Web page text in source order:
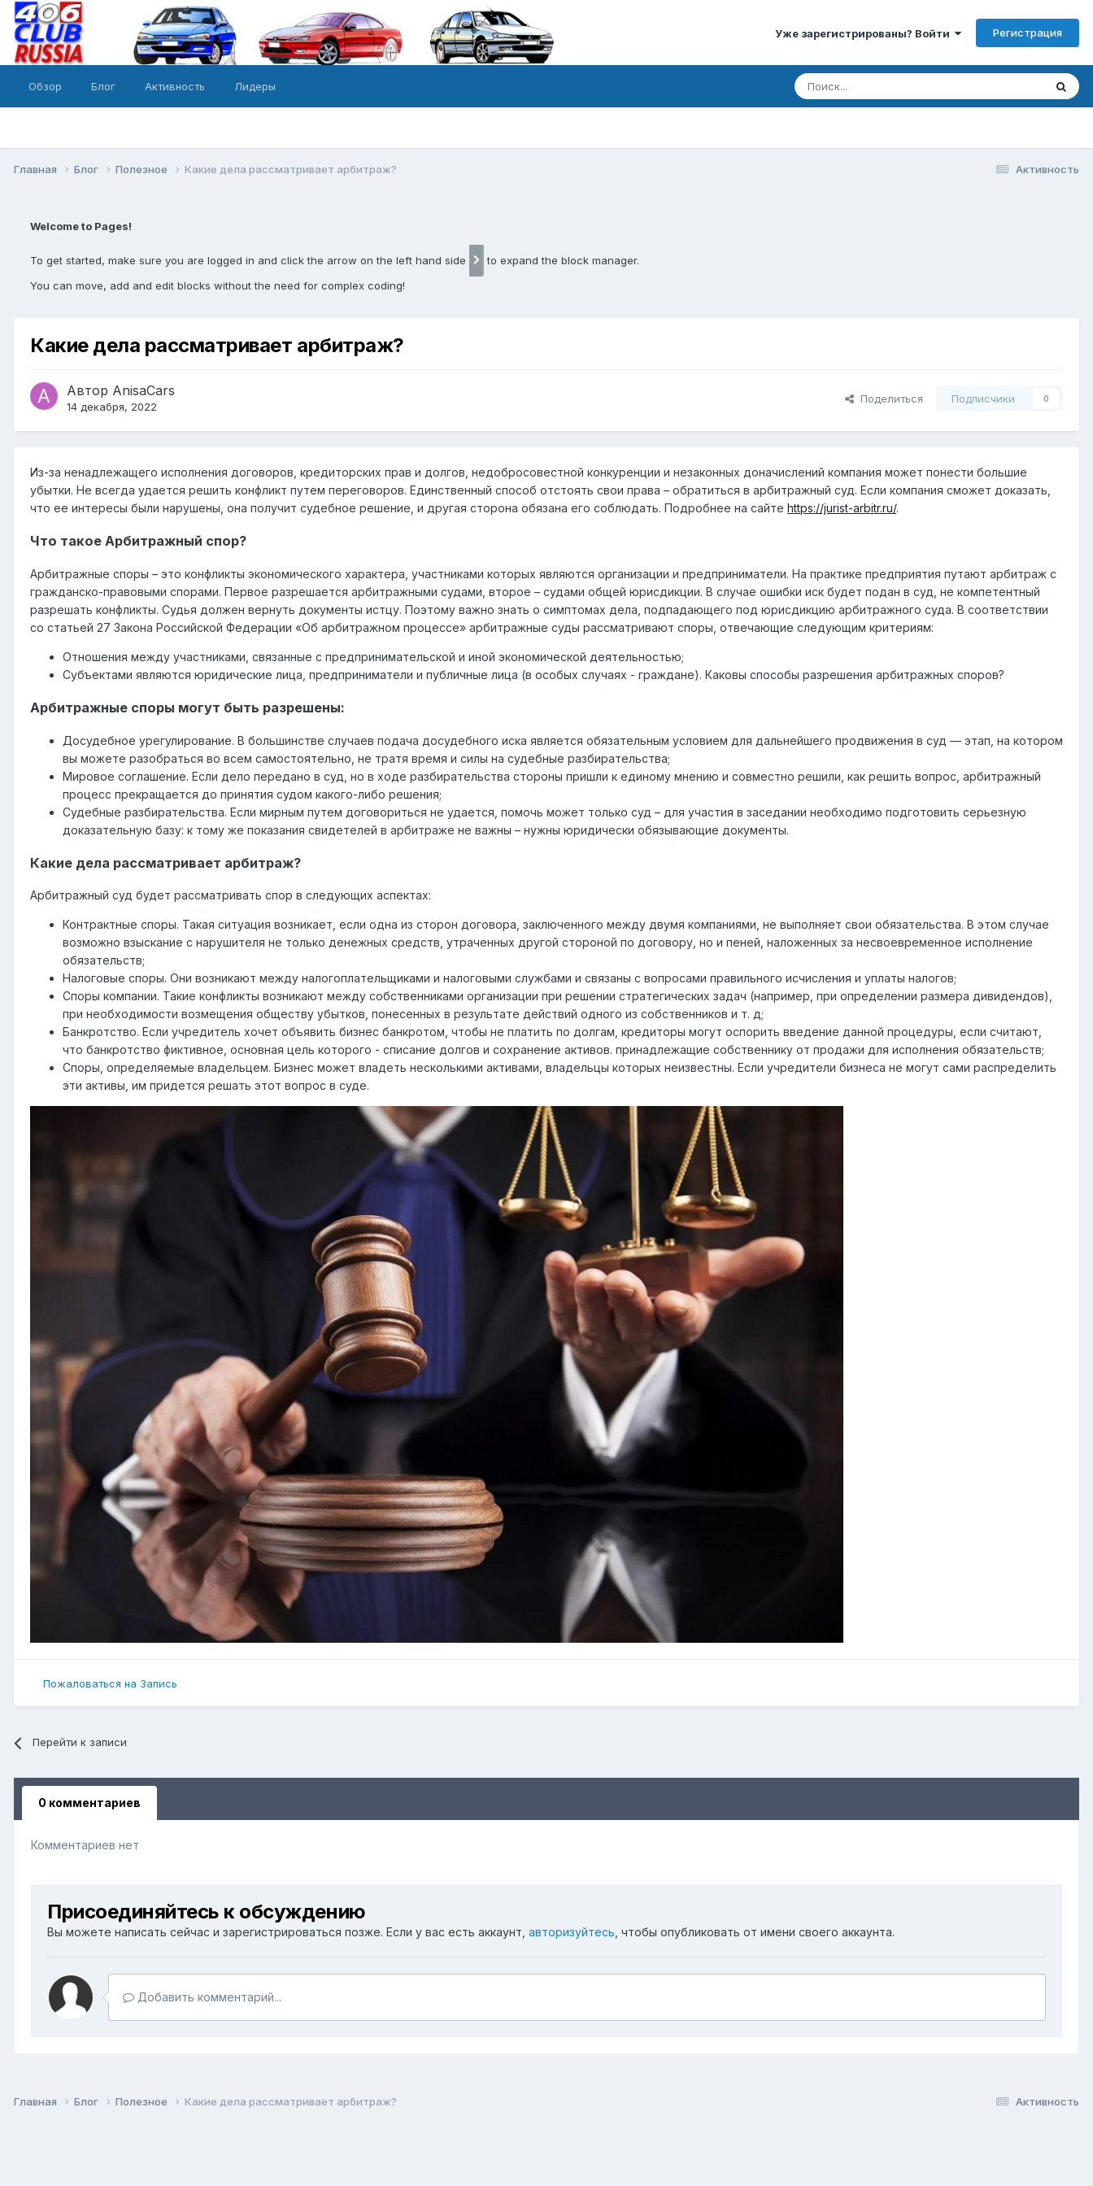
Уже зарегистрированы? Войти Регистрация
Обзор Блог Активность Лидеры
Активность
Главная Блог Полезное Какие дела рассматривает арбитраж?
Welcome to Pages!
To get started, make sure you are logged in and click the arrow on the left hand side
to expand the block manager.
You can move, add and edit blocks without the need for complex coding!
Какие дела рассматривает арбитраж?
Автор AnisaCars
14 декабря, 2022
Поделиться Подписчики 0
Из-за ненадлежащего исполнения договоров, кредиторских прав и долгов, недобросовестной конкуренции и незаконных доначислений компания может понести большие
убытки. Не всегда удается решить конфликт путем переговоров. Единственный способ отстоять свои права – обратиться в арбитражный суд. Если компания сможет доказать,
что ее интересы были нарушены, она получит судебное решение, и другая сторона обязана его соблюдать. Подробнее на сайте https://jurist-arbitr.ru/.
Что такое Арбитражный спор?
Арбитражные споры – это конфликты экономического характера, участниками которых являются организации и предприниматели. На практике предприятия путают арбитраж с
гражданско-правовыми спорами. Первое разрешается арбитражными судами, второе – судами общей юрисдикции. В случае ошибки иск будет подан в суд, не компетентный
разрешать конфликты. Судья должен вернуть документы истцу. Поэтому важно знать о симптомах дела, подпадающего под юрисдикцию арбитражного суда. В соответствии
со статьей 27 Закона Российской Федерации «Об арбитражном процессе» арбитражные суды рассматривают споры, отвечающие следующим критериям:
Отношения между участниками, связанные с предпринимательской и иной экономической деятельностью;
Субъектами являются юридические лица, предприниматели и публичные лица (в особых случаях - граждане). Каковы способы разрешения арбитражных споров?
Арбитражные споры могут быть разрешены:
Досудебное урегулирование. В большинстве случаев подача досудебного иска является обязательным условием для дальнейшего продвижения в суд — этап, на котором
вы можете разобраться во всем самостоятельно, не тратя время и силы на судебные разбирательства;
Мировое соглашение. Если дело передано в суд, но в ходе разбирательства стороны пришли к единому мнению и совместно решили, как решить вопрос, арбитражный
процесс прекращается до принятия судом какого-либо решения;
Судебные разбирательства. Если мирным путем договориться не удается, помочь может только суд – для участия в заседании необходимо подготовить серьезную
доказательную базу: к тому же показания свидетелей в арбитраже не важны – нужны юридически обязывающие документы.
Какие дела рассматривает арбитраж?
Арбитражный суд будет рассматривать спор в следующих аспектах:
Контрактные споры. Такая ситуация возникает, если одна из сторон договора, заключенного между двумя компаниями, не выполняет свои обязательства. В этом случае
возможно взыскание с нарушителя не только денежных средств, утраченных другой стороной по договору, но и пеней, наложенных за несвоевременное исполнение
обязательств;
Налоговые споры. Они возникают между налогоплательщиками и налоговыми службами и связаны с вопросами правильного исчисления и уплаты налогов;
Споры компании. Такие конфликты возникают между собственниками организации при решении стратегических задач (например, при определении размера дивидендов),
при необходимости возмещения обществу убытков, понесенных в результате действий одного из собственников и т. д;
Банкротство. Если учредитель хочет объявить бизнес банкротом, чтобы не платить по долгам, кредиторы могут оспорить введение данной процедуры, если считают,
что банкротство фиктивное, основная цель которого - списание долгов и сохранение активов. принадлежащие собственнику от продажи для исполнения обязательств;
Споры, определяемые владельцем. Бизнес может владеть несколькими активами, владельцы которых неизвестны. Если учредители бизнеса не могут сами распределить
эти активы, им придется решать этот вопрос в суде.
Пожаловаться на Запись
Перейти к записи
0 комментариев
Комментариев нет
Присоединяйтесь к обсуждению
Вы можете написать сейчас и зарегистрироваться позже. Если у вас есть аккаунт, авторизуйтесь , чтобы опубликовать от имени своего аккаунта.
Добавить комментарий...
Активность
Главная Блог Полезное Какие дела рассматривает арбитраж?